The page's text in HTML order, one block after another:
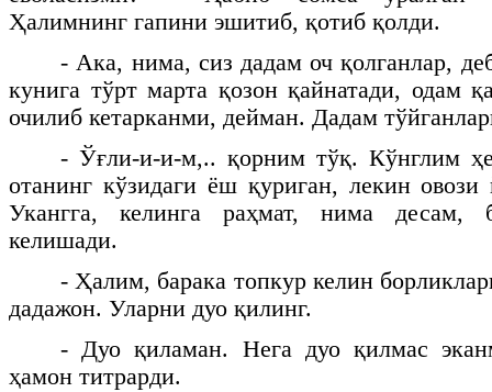
Ҳалимнинг гапини эшитиб, қотиб қолди.
- Ака, нима, сиз дадам оч қолганлар,
кунига тўрт марта қозон қайнатади, одам
очилиб кетарканми, дейман. Дадам
- Ўғли-и-и-м,.. қорним тўқ. Кўнглим
отанинг кўзидаги ёш қуриган, лекин
Укангга, келинга раҳмат, нима
келишади.
- Ҳалим, барака топкур келин
дадажон. Уларни дуо қилинг.
- Дуо қиламан. Нега дуо қилмас
ҳамон титрарди.